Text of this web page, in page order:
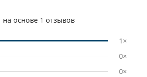
на основе 1 отзывов
1×
0×
0×